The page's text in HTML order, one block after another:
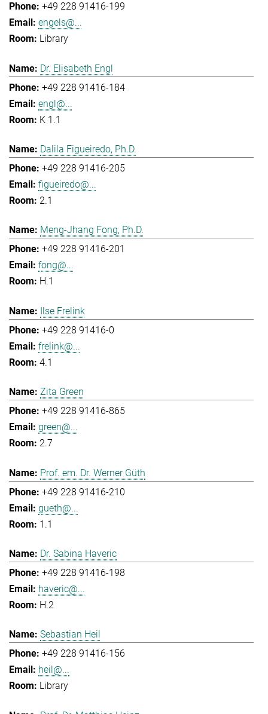
+49 228 91416-199
engels@...
Library
Dr. Elisabeth Engl
+49 228 91416-184
engl@...
K 1.1
Dalila Figueiredo, Ph.D.
+49 228 91416-205
figueiredo@...
2.1
Meng-Jhang Fong, Ph.D.
+49 228 91416-201
fong@...
H.1
Ilse Frelink
+49 228 91416-0
frelink@...
4.1
Zita Green
+49 228 91416-865
green@...
2.7
Prof. em. Dr. Werner Güth
+49 228 91416-210
gueth@...
1.1
Dr. Sabina Haveric
+49 228 91416-198
haveric@...
H.2
Sebastian Heil
+49 228 91416-156
heil@...
Library